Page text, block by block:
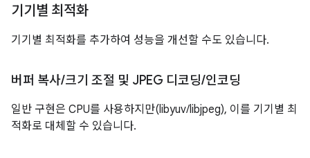
기기별 최적화
기기별 최적화를 추가하여 성능을 개선할 수도 있습니다.
버퍼 복사/크기 조절 및 JPEG 디코딩/인코딩
일반 구현은 CPU를 사용하지만(libyuv/libjpeg), 이를 기기별 최
적화로 대체할 수 있습니다.